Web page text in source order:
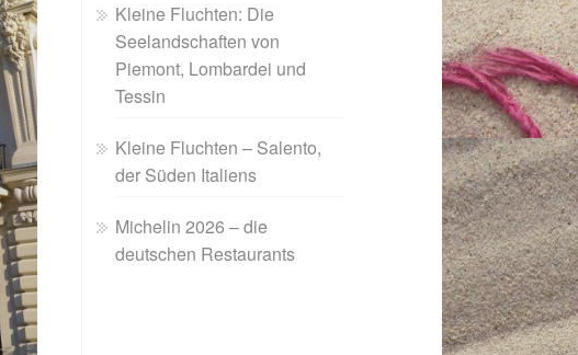
Kleine Fluchten: Die
Seelandschaften von
Piemont, Lombardei und
Tessin
Kleine Fluchten – Salento,
der Süden Italiens
Michelin 2026 – die
deutschen Restaurants